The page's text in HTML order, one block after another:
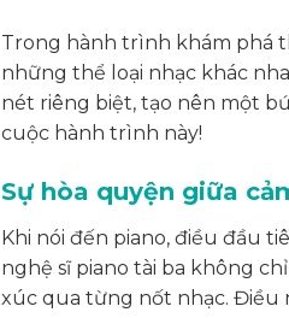
Trong hành trình khám phá
những thể loại nhạc khác
nét riêng biệt, tạo nên một
cuộc hành trình này!
Sự hòa quyện giữa
Khi nói đến piano, điều đầu
nghệ sĩ piano tài ba không
xúc qua từng nốt nhạc. Điều